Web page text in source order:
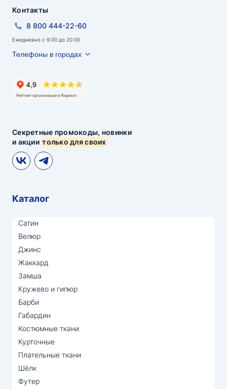
Секретные промокоды, новинки
и акциитолько для своих
Контакты
8 800 444-22-60
Ежедневно с 9:00 до 20:00
Телефоны в городах
Каталог
Сатин
Велюр
Джинс
Жаккард
Замша
Кружево и гипюр
Барби
Габардин
Костюмные ткани
Курточные
Плательные ткани
Шёлк
Футер